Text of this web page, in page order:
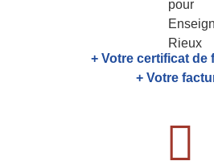
+ Votre certificat de
+ Votre